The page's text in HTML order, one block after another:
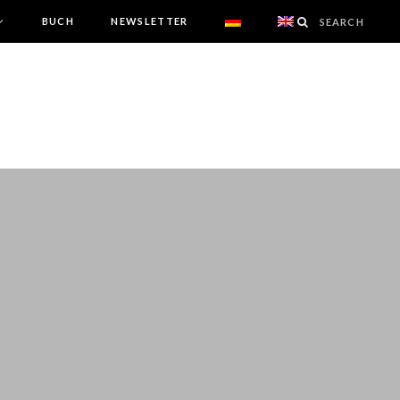
BUCH NEWSLETTER